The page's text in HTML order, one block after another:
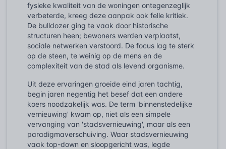
fysieke kwaliteit van de woningen ontegenzeglijk
verbeterde, kreeg deze aanpak ook felle kritiek.
De bulldozer ging te vaak door historische
structuren heen; bewoners werden verplaatst,
sociale netwerken verstoord. De focus lag te sterk
op de steen, te weinig op de mens en de
complexiteit van de stad als levend organisme.
Uit deze ervaringen groeide eind jaren tachtig,
begin jaren negentig het besef dat een andere
koers noodzakelijk was. De term 'binnenstedelijke
vernieuwing' kwam op, niet als een simpele
vervanging van 'stadsvernieuwing', maar als een
paradigmaverschuiving. Waar stadsvernieuwing
vaak top-down en sloopgericht was, legde